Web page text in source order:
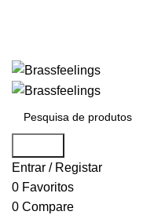
Entrar / Registar
0 Favoritos
0 Compare